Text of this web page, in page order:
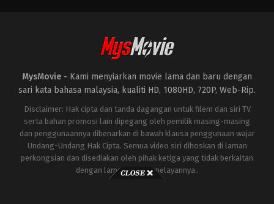
MysMovie - Kami menyiarkan movie lama dan baru dengan
sari kata bahasa malaysia, kualiti HD, 1080HD, 720P, Web-Rip.
Disclaimer: Hak cipta dan tanda dagangan untuk filem dan siri TV
serta bahan promosi lain dipegang oleh pemilik masing-masing
dan penggunaannya dibenarkan di bawah klausa penggunaan wajar
Undang-Undang Hak Cipta. Semua video siri dihoskan di laman
perkongsian dan disediakan oleh pihak ketiga yang tidak berkaitan
dengan laman ini atau pelayannya..